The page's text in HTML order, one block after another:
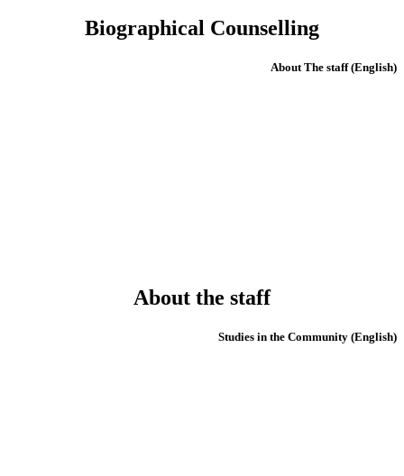
Biographical Counselling
(English) About The staff
About the staff
(English) Studies in the Community